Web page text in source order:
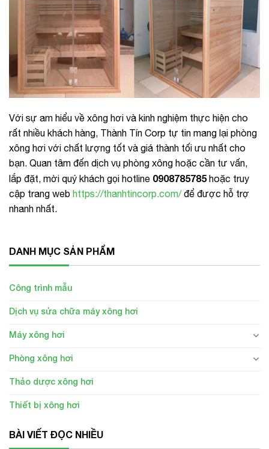
Với sự am hiểu về xông hơi và kinh nghiệm thực hiện cho
rất nhiều khách hàng, Thành Tín Corp tự tin mang lại phòng
xông hơi với chất lượng tốt và giá thành tối ưu nhất cho
bạn. Quan tâm đến dịch vụ phòng xông hoặc cần tư vấn,
lắp đặt, mời quý khách gọi hotline 0908785785hoặc truy
cập trang web https://thanhtincorp.com/để được hỗ trợ
nhanh nhất.
DANH MỤC SẢN PHẨM
Công trình mẫu
Dịch vụ sửa chữa máy xông hơi
Máy xông hơi
Phòng xông hơi
Thảo dược xông hơi
Thiết bị xông hơi
BÀI VIẾT ĐỌC NHIỀU